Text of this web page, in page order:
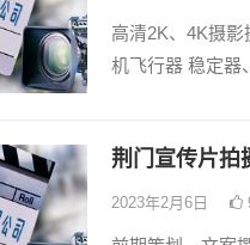
高清2K、4K摄
机飞行器 稳定
荆门宣传片拍
2023年2月6日